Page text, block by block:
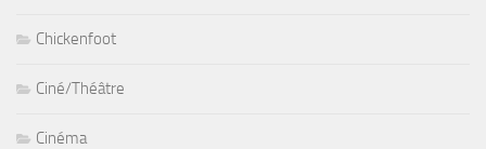
Chickenfoot
Ciné/Théâtre
Cinéma